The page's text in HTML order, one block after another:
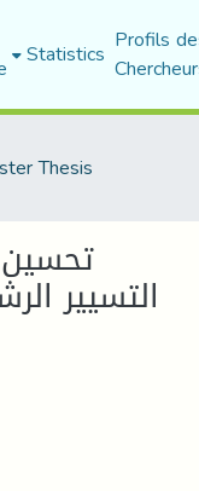
Statistics Profils
Thesis
التسيير